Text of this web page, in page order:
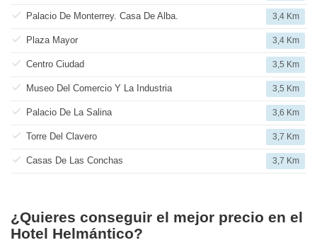
Palacio De Monterrey. Casa De Alba. 3,4 Km
Plaza Mayor 3,4 Km
Centro Ciudad 3,5 Km
Museo Del Comercio Y La Industria 3,5 Km
Palacio De La Salina 3,6 Km
Torre Del Clavero 3,7 Km
Casas De Las Conchas 3,7 Km
¿Quieres conseguir el mejor precio en el
Hotel Helmántico?